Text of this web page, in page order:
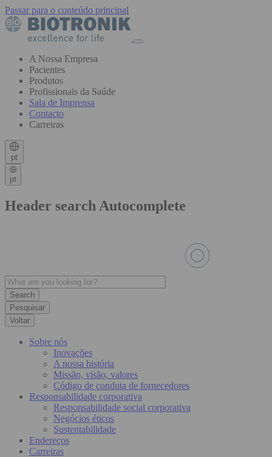
Passar para o conteúdo principal
A Nossa Empresa
Pacientes
Produtos
Profissionais da Saúde
Sala de Imprensa
Contacto
Carreiras
pt
pt
Header search Autocomplete
Pesquisar
Voltar
Sobre nós
Inovações
A nossa história
Missão, visão, valores
Código de conduta de fornecedores
Responsabilidade corporativa
Responsabilidade social corporativa
Negócios éticos
Sustentabilidade
Endereços
Carreiras